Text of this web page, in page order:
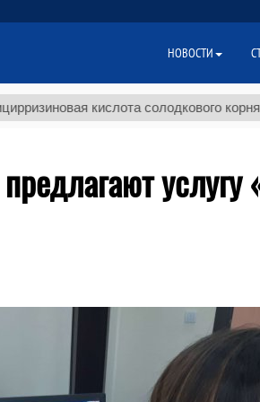
кислота солодкового корня
услугу
НОВОСТИ